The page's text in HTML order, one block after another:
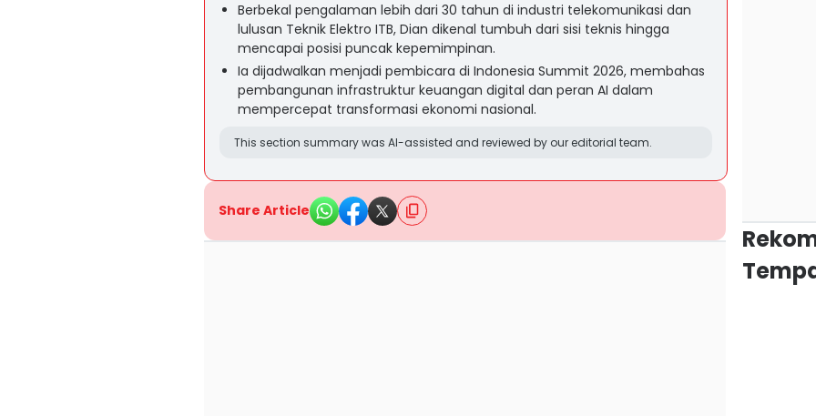
Berbekal pengalaman lebih dari 30 tahun di industri telekomunikasi dan
lulusan Teknik Elektro ITB, Dian dikenal tumbuh dari sisi teknis hingga
mencapai posisi puncak kepemimpinan.
Ia dijadwalkan menjadi pembicara di Indonesia Summit 2026, membahas
pembangunan infrastruktur keuangan digital dan peran AI dalam
mempercepat transformasi ekonomi nasional.
This section summary was AI-assisted and reviewed by our editorial team.
Share Article